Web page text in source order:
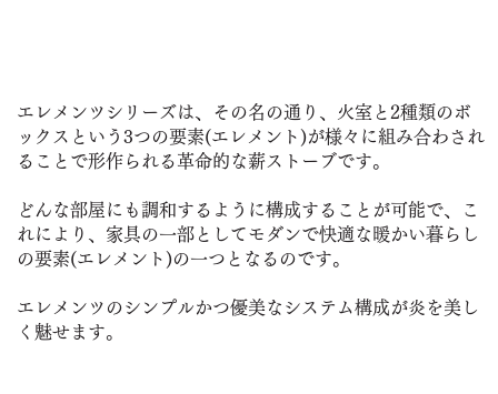
エレメンツシリーズは、その名の通り、火室と2種類のボ
ックスという3つの要素(エレメント)が様々に組み合わされ
ることで形作られる革命的な薪ストーブです。
どんな部屋にも調和するように構成することが可能で、こ
れにより、家具の一部としてモダンで快適な暖かい暮らし
の要素(エレメント)の一つとなるのです。
エレメンツのシンプルかつ優美なシステム構成が炎を美し
く魅せます。